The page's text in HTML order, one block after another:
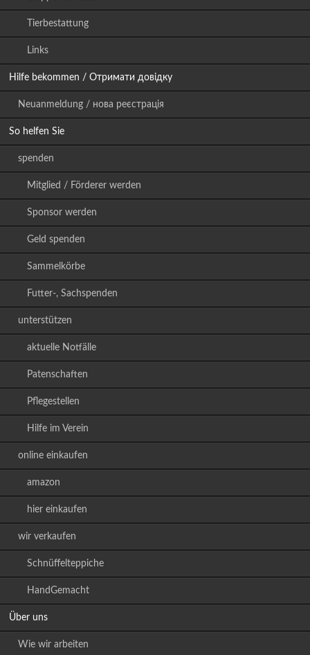
Tierbestattung
Links
Hilfe bekommen / Отримати довідку
Neuanmeldung / нова реєстрація
So helfen Sie
spenden
Mitglied / Förderer werden
Sponsor werden
Geld spenden
Sammelkörbe
Futter-, Sachspenden
unterstützen
aktuelle Notfälle
Patenschaften
Pflegestellen
Hilfe im Verein
online einkaufen
amazon
hier einkaufen
wir verkaufen
Schnüffelteppiche
HandGemacht
Über uns
Wie wir arbeiten